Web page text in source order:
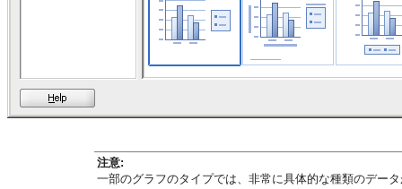
注意:
一部のグラフのタイプでは、非常に具体的な種類のデー